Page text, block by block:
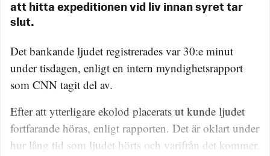
att hitta expeditionen vid liv innan syret tar
slut.
Det bankande ljudet registrerades var 30:e minut
under tisdagen, enligt en intern myndighetsrapport
som CNN tagit del av.
Efter att ytterligare ekolod placerats ut kunde ljudet
fortfarande höras, enligt rapporten. Det är oklart under
hur lång tid som ljudet hörts och varifrån det kommer.